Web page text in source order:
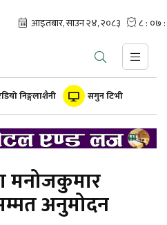
निङ्गलाशैनी सगुन टिभी
मनोजकुमार
अनुमोदन